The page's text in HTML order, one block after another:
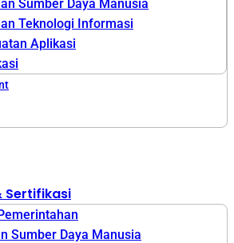
Sumber Daya Manusia
Teknologi Informasi
Aplikasi
Sertifikasi
Sumber Daya Manusia